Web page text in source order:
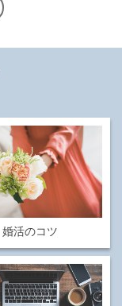
婚活のコツ